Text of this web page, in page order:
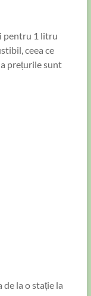
pentru 1 litru
ceea ce
prețurile sunt
la o stație la